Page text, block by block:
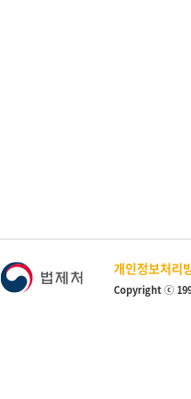
개인정보처리
Copyright ⓒ